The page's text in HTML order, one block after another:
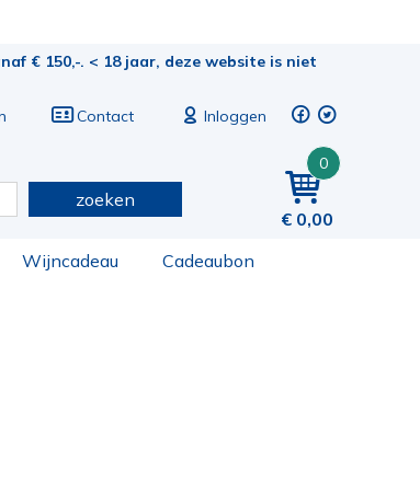
€ 150,-. < 18 jaar, deze website is niet
Contact Inloggen
0
0,00
zoeken
Wijncadeau Cadeaubon